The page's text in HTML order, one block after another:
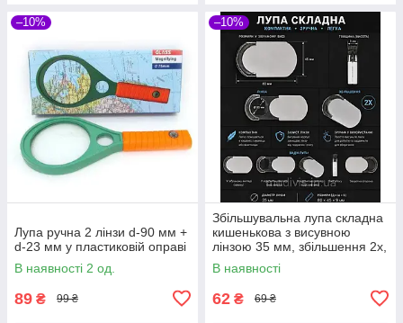
–10%
Лупа ручна 2 лінзи d-90 мм +
d-23 мм у пластиковій оправі
В наявності 2 од.
89 ₴ 99 ₴
–10%
Збільшувальна лупа складна
кишенькова з висувною
лінзою 35 мм, збільшення 2x,
розмір 80×45×9 мм
В наявності
62 ₴ 69 ₴